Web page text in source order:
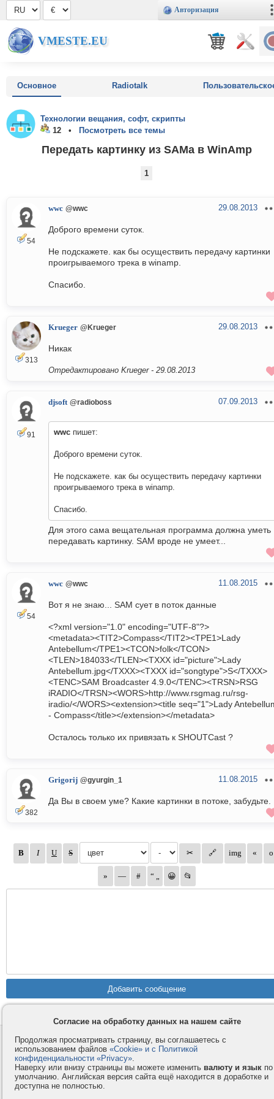
Авторизация
VMESTE.EU
Основное Radiotalk
Технологии вещания, софт, скрипты
12 •
Посмотреть все темы
Передать картинку из SAMa в WinAmp
1
54
wwc @wwc 29.08.2013
Доброго времени суток.
Не подскажете. как бы осуществить передачу картинки
проигрываемого трека в winamp.
Спасибо.
313
Krueger @Krueger 29.08.2013
Никак
Отредактировано Krueger - 29.08.2013
91
djsoft @radioboss 07.09.2013
wwc пишет:
Доброго времени суток.
Не подскажете. как бы осуществить передачу картинки
проигрываемого трека в winamp.
Спасибо.
Для этого сама вещательная программа должна уметь
передавать картинку. SAM вроде не умеет...
54
wwc @wwc 11.08.2015
Вот я не знаю... SAM сует в поток данные
<?xml version="1.0" encoding="UTF-8"?>
<metadata><TIT2>Compass</TIT2><TPE1>Lady
Antebellum</TPE1><TCON>folk</TCON>
<TLEN>184033</TLEN><TXXX id="picture">Lady
Antebellum.jpg</TXXX><TXXX id="songtype">S</TXXX>
<TENC>SAM Broadcaster 4.9.0</TENC><TRSN>RSG
iRADIO</TRSN><WORS>http://www.rsgmag.ru/rsg-
iradio/</WORS><extension><title seq="1">Lady
- Compass</title></extension></metadata>
Осталось только их привязать к SHOUTCast ?
382
Grigorij @gyurgin_1 11.08.2015
Да Вы в своем уме? Какие картинки в потоке, забудьте.
Контакты
Компания
Privacy и Cookie
Правила и условия
Услуги
Как оплатить
Помощь
Форумы
Согласие на обработку данных на нашем сайте
Продолжая просматривать страницу, вы соглашаетесь с
использованием файлов «Cookie» и с Политикой
конфиденциальности «Privacy».
Наверху или внизу страницы вы можете изменить валюту и язык по
умолчанию. Английская версия сайта ещё находится в доработке и
доступна не полностью.